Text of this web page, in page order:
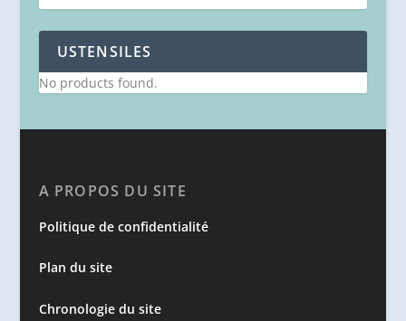
USTENSILES
No products found.
A PROPOS DU SITE
Politique de confidentialité
Plan du site
Chronologie du site